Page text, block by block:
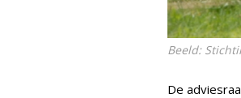
Beeld:
De